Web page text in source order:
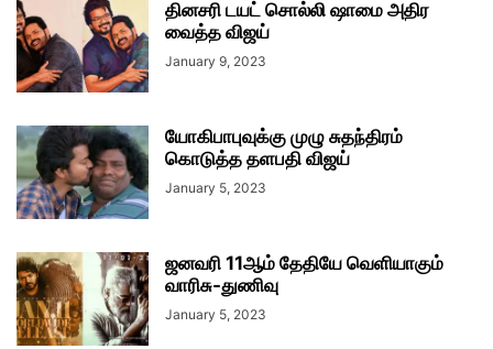
தினசரி டயட் சொல்லி ஷாமை அதிர
வைத்த விஜய்
January 9, 2023
யோகிபாபுவுக்கு முழு சுதந்திரம்
கொடுத்த தளபதி விஜய்
January 5, 2023
ஜனவரி 11ஆம் தேதியே வெளியாகும்
வாரிசு-துணிவு
January 5, 2023